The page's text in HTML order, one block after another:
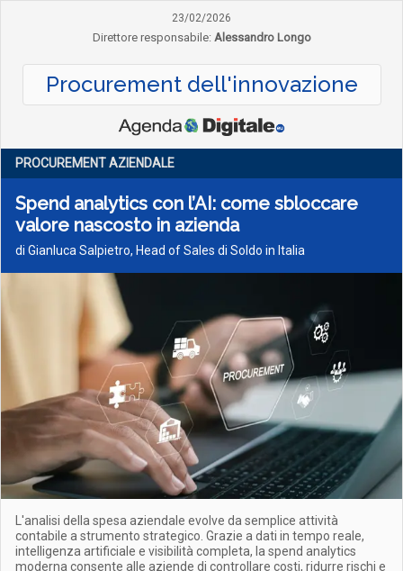
23/02/2026
Direttore responsabile: Alessandro Longo
Procurement dell'innovazione
PROCUREMENT AZIENDALE
Spend analytics con l’AI: come sbloccare
valore nascosto in azienda
di Gianluca Salpietro, Head of Sales di Soldo in Italia
L'analisi della spesa aziendale evolve da semplice attività
contabile a strumento strategico. Grazie a dati in tempo reale,
intelligenza artificiale e visibilità completa, la spend analytics
moderna consente alle aziende di controllare costi, ridurre rischi e